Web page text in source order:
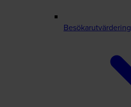
Besökarutvärdering